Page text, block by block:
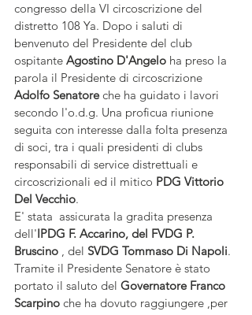
congresso della VI circoscrizione del
distretto 108 Ya. Dopo i saluti di
benvenuto del Presidente del club
ospitante Agostino D'Angelo ha preso la
parola il Presidente di circoscrizione
Adolfo Senatore che ha guidato i lavori
secondo l'o.d.g. Una proficua riunione
seguita con interesse dalla folta presenza
di soci, tra i quali presidenti di clubs
responsabili di service distrettuali e
circoscrizionali ed il mitico PDG Vittorio
Del Vecchio.
E' stata  assicurata la gradita presenza
dell'IPDG F. Accarino, del FVDG P.
Bruscino , del SVDG Tommaso Di Napoli.
Tramite il Presidente Senatore è stato
portato il saluto del Governatore Franco
Scarpino che ha dovuto raggiungere ,per